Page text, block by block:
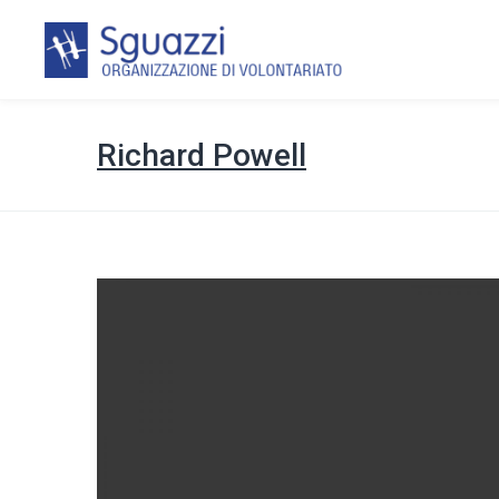
Richard Powell